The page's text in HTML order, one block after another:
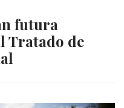
futura
Tratado de